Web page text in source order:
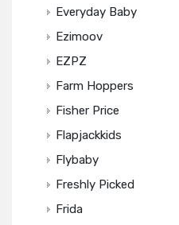
Everyday Baby
Ezimoov
EZPZ
Farm Hoppers
Fisher Price
Flapjackkids
Flybaby
Freshly Picked
Frida